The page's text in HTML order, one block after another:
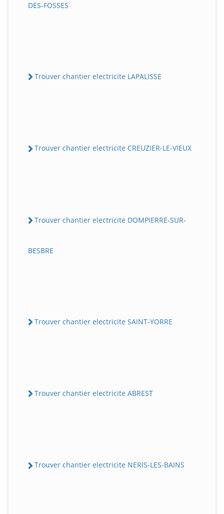
DES-FOSSES
Trouver chantier electricite LAPALISSE
Trouver chantier electricite CREUZIER-LE-VIEUX
Trouver chantier electricite DOMPIERRE-SUR-
BESBRE
Trouver chantier electricite SAINT-YORRE
Trouver chantier electricite ABREST
Trouver chantier electricite NERIS-LES-BAINS